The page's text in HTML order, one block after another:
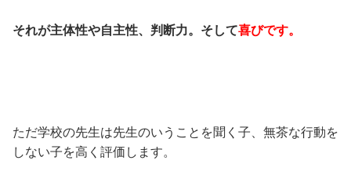
それが主体性や自主性、判断力。そして喜びです。
ただ学校の先生は先生のいうことを聞く子、無茶な行動を
しない子を高く評価します。